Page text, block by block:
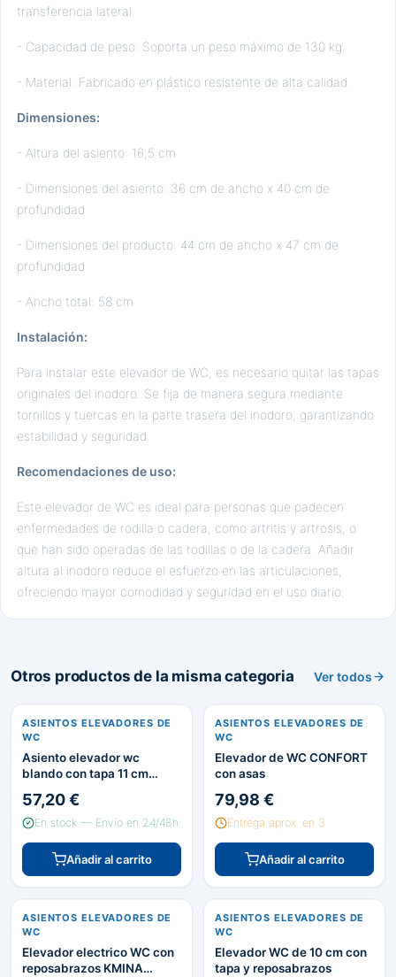
transferencia lateral.
- Capacidad de peso: Soporta un peso máximo de 130 kg.
- Material: Fabricado en plástico resistente de alta calidad.
Dimensiones:
- Altura del asiento: 16,5 cm
- Dimensiones del asiento: 36 cm de ancho x 40 cm de
profundidad
- Dimensiones del producto: 44 cm de ancho x 47 cm de
profundidad
- Ancho total: 58 cm
Instalación:
Para instalar este elevador de WC, es necesario quitar las tapas
originales del inodoro. Se fija de manera segura mediante
tornillos y tuercas en la parte trasera del inodoro, garantizando
estabilidad y seguridad.
Recomendaciones de uso:
Este elevador de WC es ideal para personas que padecen
enfermedades de rodilla o cadera, como artritis y artrosis, o
que han sido operadas de las rodillas o de la cadera. Añadir
altura al inodoro reduce el esfuerzo en las articulaciones,
ofreciendo mayor comodidad y seguridad en el uso diario.
Otros productos de la misma categoria Ver todos
ASIENTOS ELEVADORES DE
WC
Asiento elevador wc
blando con tapa 11 cm
57,20 €
En stock — Envío en 24/48h
Añadir al carrito
ASIENTOS ELEVADORES DE
WC
Elevador de WC CONFORT
con asas
79,98 €
Entrega aprox. en 3
Añadir al carrito
ASIENTOS ELEVADORES DE
WC
Elevador electrico WC con
reposabrazos KMINA
ASIENTOS ELEVADORES DE
WC
Elevador WC de 10 cm con
tapa y reposabrazos